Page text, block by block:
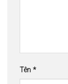
Tên *